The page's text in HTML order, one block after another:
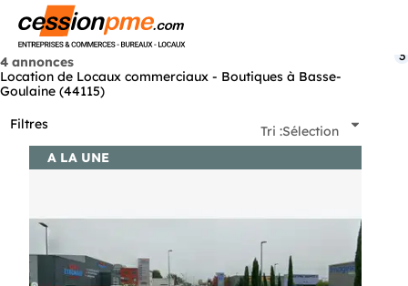
4 annonces
Location de Locaux commerciaux - Boutiques à Basse-
Goulaine (44115)
Filtres
3
Tri :Sélection
A LA UNE